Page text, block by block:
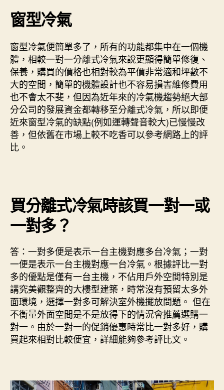
窗型冷氣
窗型冷氣便簡單多了，所有的功能都集中在一個機
體，相較一對一分離式冷氣來說更顯得簡單修復、
保養，購買的價格也相對較為平價非常適和坪數不
大的空間，簡單的機體設計也不容易損害維修費用
也不會太不斐，但因為近年來的冷氣機趨勢絕大部
分公司的發展資金都轉移至分離式冷氣，所以即便
近來窗型冷氣的缺點(例如運轉聲音較大)已慢慢改
善，但依舊在市場上較不吃香可以參考網路上的評
比。
買分離式冷氣時該買一對一或
一對多？
答：一對多便是表示一台主機對應多台冷氣；一對
一便是表示一台主機對應一台冷氣。根據評比一對
多的優點是僅有一台主機，不佔用戶外空間特別是
講究美觀整齊的大樓型建築，時常沒有預留太多外
面環境，選擇一對多可解決室外機擺放問題。 但在
不衡量外面空間是不是放得下的情況會推薦選購一
對一。由於一對一的促銷優惠時常比一對多好，購
買起來相對比較便宜，詳細能夠參考評比文。